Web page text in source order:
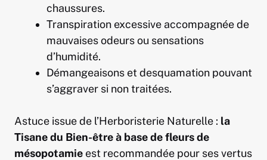
chaussures.
Transpiration excessive accompagnée de
mauvaises odeurs ou sensations
d’humidité.
Démangeaisons et desquamation pouvant
s’aggraver si non traitées.
Astuce issue de l’Herboristerie Naturelle : la
Tisane du Bien-être à base de fleurs de
mésopotamie est recommandée pour ses vertus